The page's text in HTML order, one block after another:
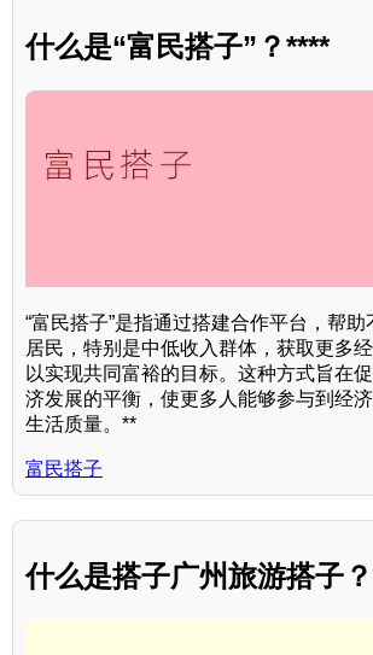
什么是“富民搭子”？****
“富民搭子”是指通过搭建合作平台，帮
居民，特别是中低收入群体，获取更多
以实现共同富裕的目标。这种方式旨在
济发展的平衡，使更多人能够参与到经
生活质量。**
富民搭子
什么是搭子广州旅游搭子